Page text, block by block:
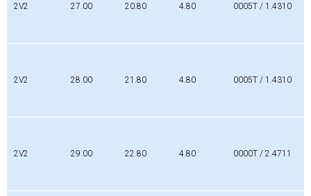
2V2 27.00 20.80 4.80 0005T / 1.4310
2V2 28.00 21.80 4.80 0005T / 1.4310
2V2 29.00 22.80 4.80 0000T / 2.4711